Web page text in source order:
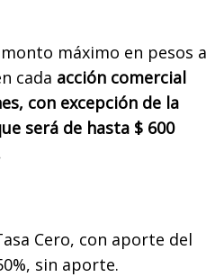
máximo en pesos a
cada acción comercial
con excepción de la
será de hasta $ 600
Cero, con aporte del
sin aporte.